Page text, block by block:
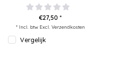
€27,50 *
* Incl. btw Excl. Verzendkosten
Vergelijk